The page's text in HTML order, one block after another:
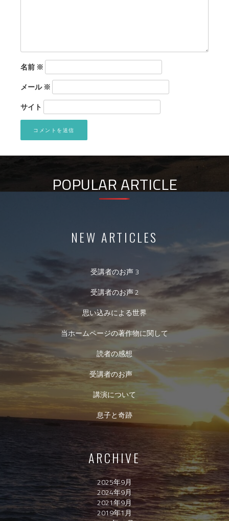
名前 ※
メール※
サイト
POPULAR ARTICLE
NEW ARTICLES
受講者のお声 3
受講者のお声 2
思い込みによる世界
当ホームページの著作物に関して
読者の感想
受講者のお声
講演について
息子と奇跡
ARCHIVE
2025年9月
2024年9月
2021年9月
2019年1月